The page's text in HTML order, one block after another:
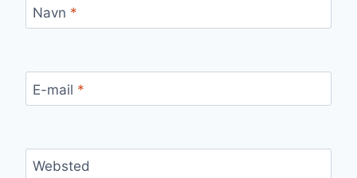
Navn *
E-mail *
Websted